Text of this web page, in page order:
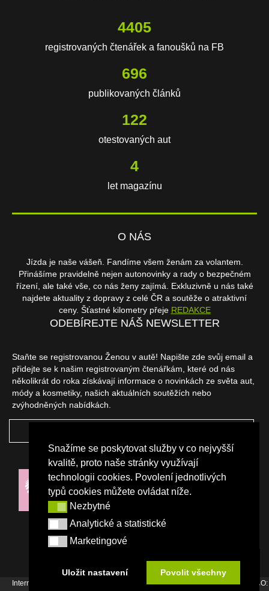
Snažíme se poskytovat služby v co nejvyšší
kvalitě, proto naše stránky využívají
technologii cookies. Povolení jednotlivých
typů cookies můžete ovládat níže.
NezbytnéNezbytné
Analytické a statistické
Analytické a statistické
Marketingové
Marketingové
Uložit nastavení Povolit všechny
8079
registrovaných čtenářek a fanoušků na FB
1276
publikovaných článků
225
otestovaných aut
6
let magazínu
O NÁS
Jízda je naše vášeň. Fandíme všem ženám za volantem.
Přinášíme pravidelně nejen autonovinky a rady o bezpečném
řízení, ale také vše, co nás ženy zajímá. Exkluzivně u nás také
najdete aktuality z dopravy z celé ČR a soutěže o atraktivní
ceny. Šťastné kilometry přeje REDAKCE
ODEBÍREJTE NÁŠ NEWSLETTER
Staňte se registrovanou Ženou v autě! Napište zde svůj email a
přidejte se k našim registrovaným čtenářkám, které od nás
několikrát do roka získávají informace o novinkách ze světa aut,
módy a kosmetiky, našich aktuálních soutěžích nebo
zvýhodněných nabídkách.
NAŠI PARTNEŘI
Internetový magazín Žena v autě vydává vydavatelství Srdce Evropy s.r.o., IČO: